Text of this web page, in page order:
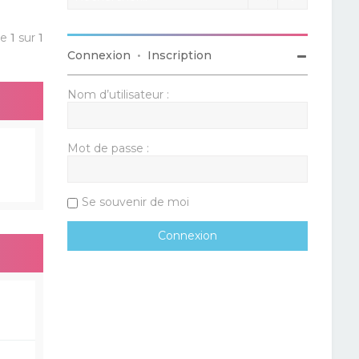
1 sur1
Connexion • Inscription
Nom d’utilisateur :
Mot de passe :
Se souvenir de moi